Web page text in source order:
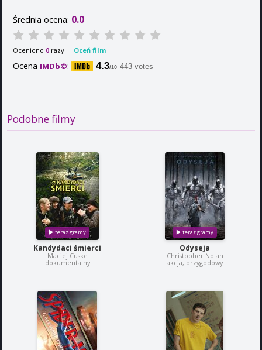
Średnia ocena: 0.0
Oceniono 0 razy. | Oceń film
Ocena IMDb©: 4.3/10 443 votes
Podobne filmy
Kandydaci śmierci
Maciej Cuske
dokumentalny
Odyseja
Christopher Nolan
akcja, przygodowy